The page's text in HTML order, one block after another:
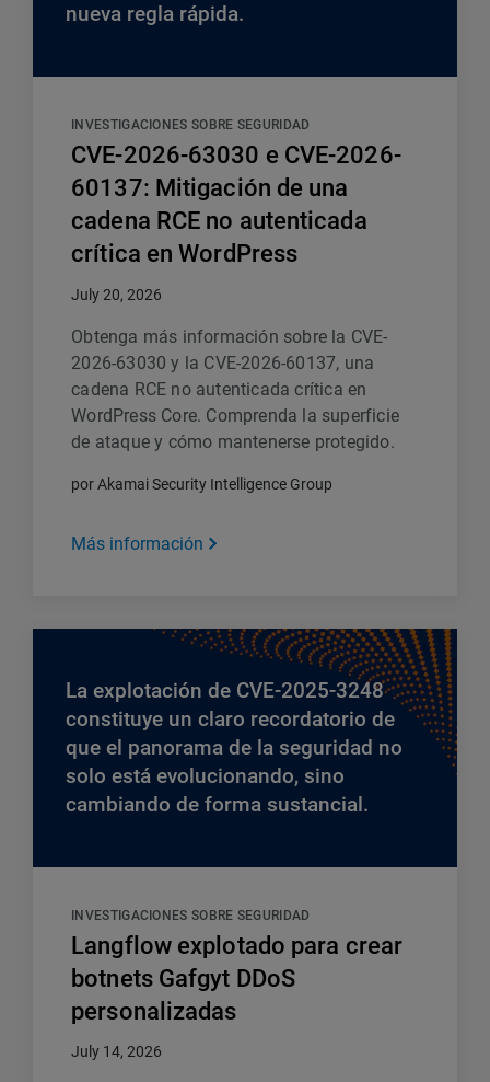
nueva regla rápida.
INVESTIGACIONES SOBRE SEGURIDAD
CVE-2026-63030 e CVE-2026-
60137: Mitigación de una
cadena RCE no autenticada
crítica en WordPress
July 20, 2026
Obtenga más información sobre la CVE-
2026-63030 y la CVE-2026-60137, una
cadena RCE no autenticada crítica en
WordPress Core. Comprenda la superficie
de ataque y cómo mantenerse protegido.
por Akamai Security Intelligence Group
Más información
La explotación de CVE-2025-3248
constituye un claro recordatorio de
que el panorama de la seguridad no
solo está evolucionando, sino
cambiando de forma sustancial.
INVESTIGACIONES SOBRE SEGURIDAD
Langflow explotado para crear
botnets Gafgyt DDoS
personalizadas
July 14, 2026